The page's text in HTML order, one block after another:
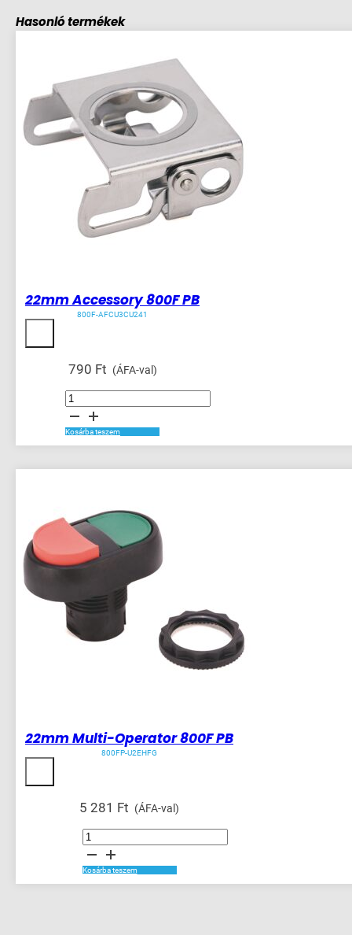
Hasonló termékek
22mm Accessory 800F PB
800F-AFCU3CU241
790 Ft (ÁFA-val)
22mm
Accessory
PB
mennyiség
Kosárba teszem
22mm Multi-Operator 800F PB
800FP-U2EHFG
5 281 Ft (ÁFA-val)
22mm
Multi-
Operator
800F
PB
mennyiség
Kosárba teszem